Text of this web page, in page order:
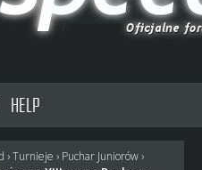
HELP
›Turnieje › Puchar Juniorów›